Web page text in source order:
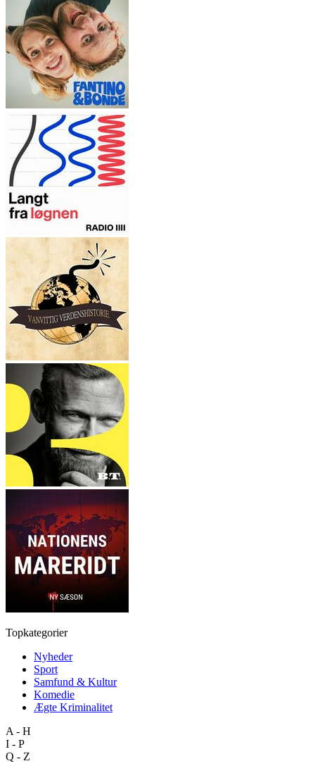
Topkategorier
Nyheder
Sport
Samfund & Kultur
Komedie
Ægte Kriminalitet
A - H
I - P
Q - Z